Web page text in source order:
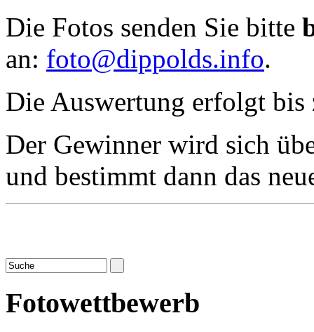
Die Fotos senden Sie bitte
an: foto@dippolds.info.
Die Auswertung erfolgt bis
Der Gewinner wird sich
und bestimmt dann das
Fotowettbewerb